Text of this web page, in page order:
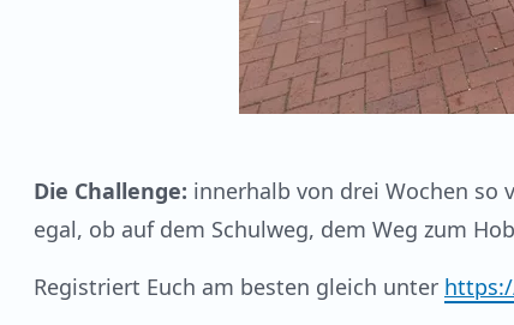
Die Challenge: innerhalb von drei Wochen so
egal, ob auf dem Schulweg, dem Weg zum
Registriert Euch am besten gleich unter